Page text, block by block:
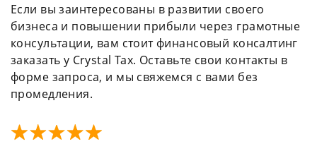
Если вы заинтересованы в развитии своего
бизнеса и повышении прибыли через грамотные
консультации, вам стоит финансовый консалтинг
заказать у Crystal Tax. Оставьте свои контакты в
форме запроса, и мы свяжемся с вами без
промедления.